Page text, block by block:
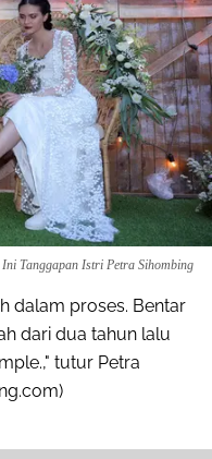
Tanggapan Istri Petra Sihombing
dalam proses. Bentar
dari dua tahun lalu
tutur Petra